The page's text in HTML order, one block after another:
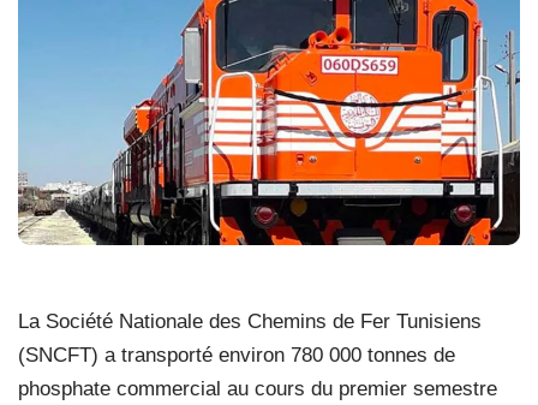
La Société Nationale des Chemins de Fer Tunisiens
(SNCFT) a transporté environ 780 000 tonnes de
phosphate commercial au cours du premier semestre